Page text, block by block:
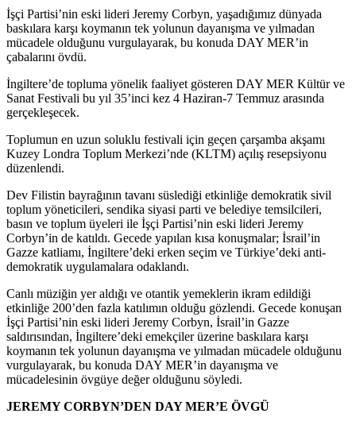
İşçi Partisi’nin eski lideri Jeremy Corbyn, yaşadığımız dünyada
baskılara karşı koymanın tek yolunun dayanışma ve yılmadan
mücadele olduğunu vurgulayarak, bu konuda DAY MER’in
çabalarını övdü.
İngiltere’de topluma yönelik faaliyet gösteren DAY MER Kültür ve
Sanat Festivali bu yıl 35’inci kez 4 Haziran-7 Temmuz arasında
gerçekleşecek.
Toplumun en uzun soluklu festivali için geçen çarşamba akşamı
Kuzey Londra Toplum Merkezi’nde (KLTM) açılış resepsiyonu
düzenlendi.
Dev Filistin bayrağının tavanı süslediği etkinliğe demokratik sivil
toplum yöneticileri, sendika siyasi parti ve belediye temsilcileri,
basın ve toplum üyeleri ile İşçi Partisi’nin eski lideri Jeremy
Corbyn’in de katıldı. Gecede yapılan kısa konuşmalar; İsrail’in
Gazze katliamı, İngiltere’deki erken seçim ve Türkiye’deki anti-
demokratik uygulamalara odaklandı.
Canlı müziğin yer aldığı ve otantik yemeklerin ikram edildiği
etkinliğe 200’den fazla katılımın olduğu gözlendi. Gecede konuşan
İşçi Partisi’nin eski lideri Jeremy Corbyn, İsrail’in Gazze
saldırısından, İngiltere’deki emekçiler üzerine baskılara karşı
koymanın tek yolunun dayanışma ve yılmadan mücadele olduğunu
vurgulayarak, bu konuda DAY MER’in dayanışma ve
mücadelesinin övgüye değer olduğunu söyledi.
JEREMY CORBYN’DEN DAY MER’E ÖVGÜ